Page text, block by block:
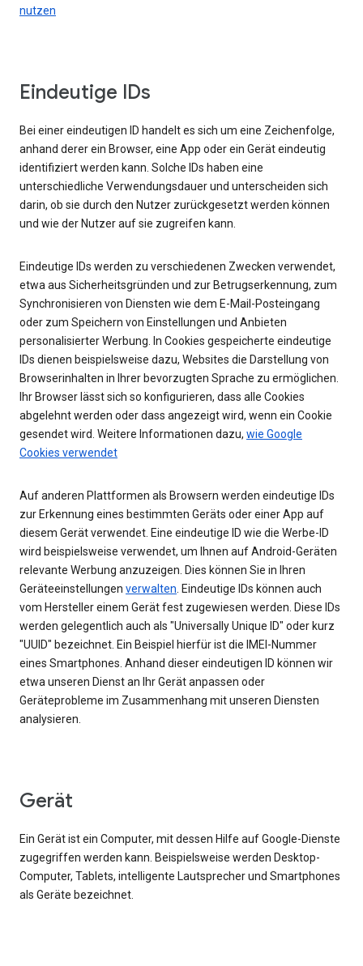
nutzen
Eindeutige IDs
Bei einer eindeutigen ID handelt es sich um eine Zeichenfolge,
anhand derer ein Browser, eine App oder ein Gerät eindeutig
identifiziert werden kann. Solche IDs haben eine
unterschiedliche Verwendungsdauer und unterscheiden sich
darin, ob sie durch den Nutzer zurückgesetzt werden können
und wie der Nutzer auf sie zugreifen kann.
Eindeutige IDs werden zu verschiedenen Zwecken verwendet,
etwa aus Sicherheitsgründen und zur Betrugserkennung, zum
Synchronisieren von Diensten wie dem E-Mail-Posteingang
oder zum Speichern von Einstellungen und Anbieten
personalisierter Werbung. In Cookies gespeicherte eindeutige
IDs dienen beispielsweise dazu, Websites die Darstellung von
Browserinhalten in Ihrer bevorzugten Sprache zu ermöglichen.
Ihr Browser lässt sich so konfigurieren, dass alle Cookies
abgelehnt werden oder dass angezeigt wird, wenn ein Cookie
gesendet wird. Weitere Informationen dazu, wie Google
Cookies verwendet
Auf anderen Plattformen als Browsern werden eindeutige IDs
zur Erkennung eines bestimmten Geräts oder einer App auf
diesem Gerät verwendet. Eine eindeutige ID wie die Werbe-ID
wird beispielsweise verwendet, um Ihnen auf Android-Geräten
relevante Werbung anzuzeigen. Dies können Sie in Ihren
Geräteeinstellungen verwalten. Eindeutige IDs können auch
vom Hersteller einem Gerät fest zugewiesen werden. Diese IDs
werden gelegentlich auch als "Universally Unique ID" oder kurz
"UUID" bezeichnet. Ein Beispiel hierfür ist die IMEI-Nummer
eines Smartphones. Anhand dieser eindeutigen ID können wir
etwa unseren Dienst an Ihr Gerät anpassen oder
Geräteprobleme im Zusammenhang mit unseren Diensten
analysieren.
Gerät
Ein Gerät ist ein Computer, mit dessen Hilfe auf Google-Dienste
zugegriffen werden kann. Beispielsweise werden Desktop-
Computer, Tablets, intelligente Lautsprecher und Smartphones
als Geräte bezeichnet.